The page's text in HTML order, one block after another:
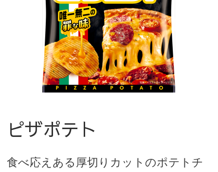
ピザポテト
食べ応えある厚切りカットのポテトチ